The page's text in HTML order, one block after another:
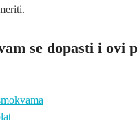
se dopasti i ovi